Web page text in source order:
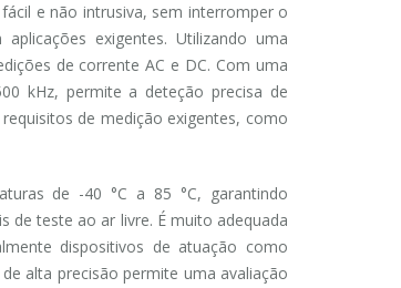
e não intrusiva, sem interromper o
exigentes. Utilizando uma
de corrente AC e DC. Com uma
kHz, permite a deteção precisa de
de medição exigentes, como
de -40 °C a 85 °C, garantindo
de teste ao ar livre. É muito adequada
dispositivos de atuação como
alta precisão permite uma avaliação